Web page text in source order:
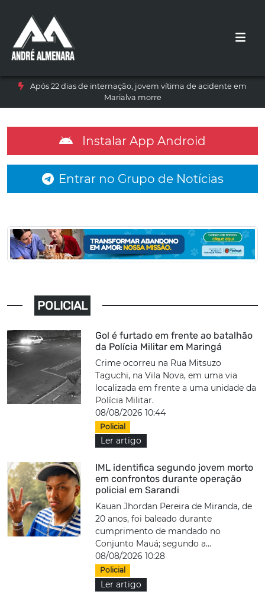
Após 22 dias de internação, jovem vítima de acidente em
Marialva morre
Instalar App Android
Entrar no Grupo de Notícias
POLICIAL
Gol é furtado em frente ao batalhão
da Polícia Militar em Maringá
Crime ocorreu na Rua Mitsuzo
Taguchi, na Vila Nova, em uma via
localizada em frente a uma unidade da
Polícia Militar.
08/08/2026 10:44
Policial
Ler artigo
IML identifica segundo jovem morto
em confrontos durante operação
policial em Sarandi
Kauan Jhordan Pereira de Miranda, de
20 anos, foi baleado durante
cumprimento de mandado no
Conjunto Mauá; segundo a...
08/08/2026 10:28
Policial
Ler artigo